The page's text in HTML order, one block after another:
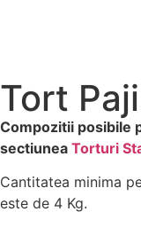
Tort
Compozitii posibile
sectiunea Torturi
Cantitatea minima
este de 4 Kg.